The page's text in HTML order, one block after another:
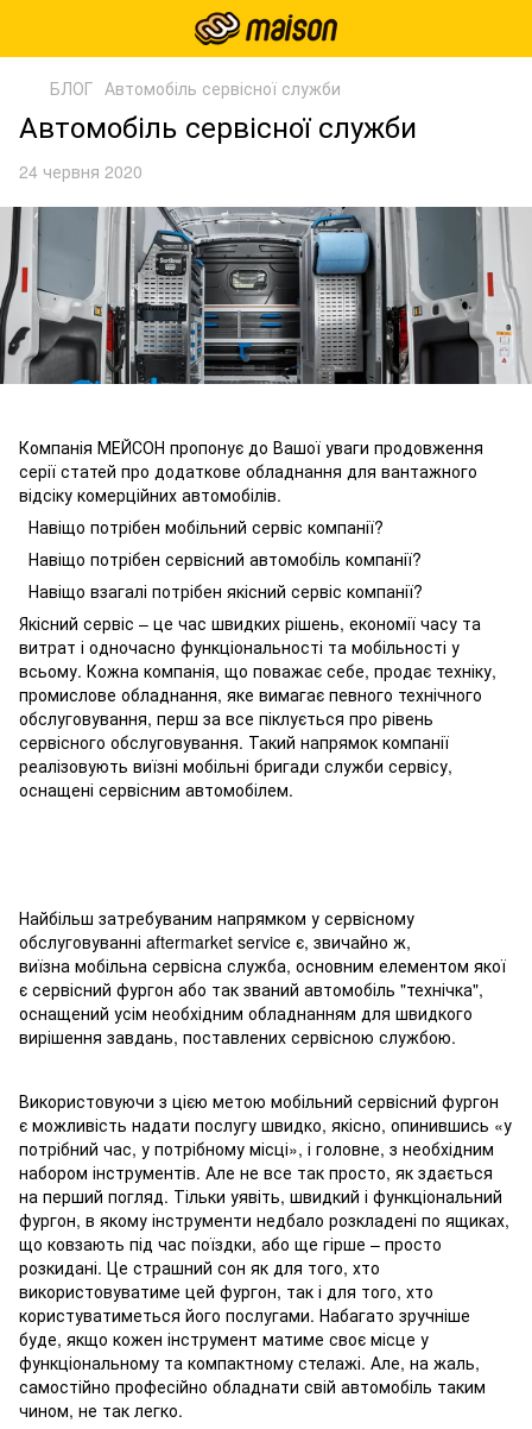
БЛОГ Автомобіль сервісної служби
Автомобіль сервісної служби
24 червня 2020
Компанія МЕЙСОН пропонує до Вашої уваги продовження
серії статей про додаткове обладнання для вантажного
відсіку комерційних автомобілів.
Навіщо потрібен мобільний сервіс компанії?
Навіщо потрібен сервісний автомобіль компанії?
Навіщо взагалі потрібен якісний сервіс компанії?
Якісний сервіс – це час швидких рішень, економії часу та
витрат і одночасно функціональності та мобільності у
всьому. Кожна компанія, що поважає себе, продає техніку,
промислове обладнання, яке вимагає певного технічного
обслуговування, перш за все піклується про рівень
сервісного обслуговування. Такий напрямок компанії
реалізовують виїзні мобільні бригади служби сервісу,
оснащені сервісним автомобілем.
Найбільш затребуваним напрямком у сервісному
обслуговуванні aftermarket service є, звичайно ж,
виїзна мобільна сервісна служба, основним елементом якої
є сервісний фургон або так званий автомобіль "технічка",
оснащений усім необхідним обладнанням для швидкого
вирішення завдань, поставлених сервісною службою.
Використовуючи з цією метою мобільний сервісний фургон
є можливість надати послугу швидко, якісно, ​​опинившись «у
потрібний час, у потрібному місці», і головне, з необхідним
набором інструментів. Але не все так просто, як здається
на перший погляд. Тільки уявіть, швидкий і функціональний
фургон, в якому інструменти недбало розкладені по ящиках,
що ковзають під час поїздки, або ще гірше – просто
розкидані. Це страшний сон як для того, хто
використовуватиме цей фургон, так і для того, хто
користуватиметься його послугами. Набагато зручніше
буде, якщо кожен інструмент матиме своє місце у
функціональному та компактному стелажі. Але, на жаль,
самостійно професійно обладнати свій автомобіль таким
чином, не так легко.